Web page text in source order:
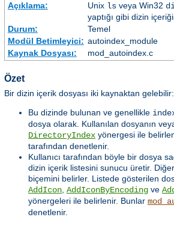
Açıklama: Unix lsveya Win32
yaptığı gibi dizin
Durum:
Temel
Modül Betimleyici: autoindex_module
Kaynak Dosyası:
mod_autoindex.c
Özet
Bir dizin içerik dosyası iki kaynaktan gelebilir:
Bu dizinde bulunan ve genellikle
dosya olarak. Kullanılan dosyanın
DirectoryIndex yönergesi ile
tarafından denetlenir.
Kullanıcı tarafından böyle bir dosya
dizin içerik listesini sunucu üretir.
biçemini belirler. Listede gösterilen
AddIcon AddIconByEncoding ve
yönergeleri ile belirlenir. Bunlar
denetlenir.